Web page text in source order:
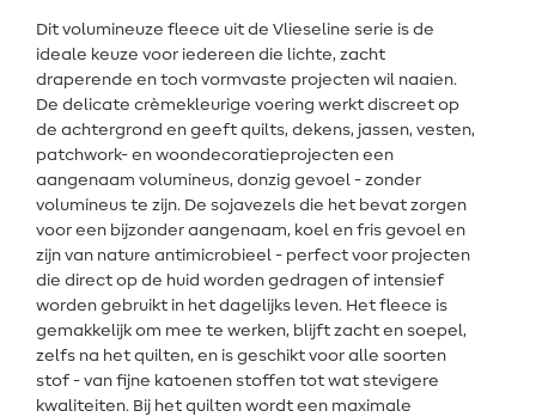
Dit volumineuze fleece uit de Vlieseline serie is de
ideale keuze voor iedereen die lichte, zacht
draperende en toch vormvaste projecten wil naaien.
De delicate crèmekleurige voering werkt discreet op
de achtergrond en geeft quilts, dekens, jassen, vesten,
patchwork- en woondecoratieprojecten een
aangenaam volumineus, donzig gevoel - zonder
volumineus te zijn. De sojavezels die het bevat zorgen
voor een bijzonder aangenaam, koel en fris gevoel en
zijn van nature antimicrobieel - perfect voor projecten
die direct op de huid worden gedragen of intensief
worden gebruikt in het dagelijks leven. Het fleece is
gemakkelijk om mee te werken, blijft zacht en soepel,
zelfs na het quilten, en is geschikt voor alle soorten
stof - van fijne katoenen stoffen tot wat stevigere
kwaliteiten. Bij het quilten wordt een maximale